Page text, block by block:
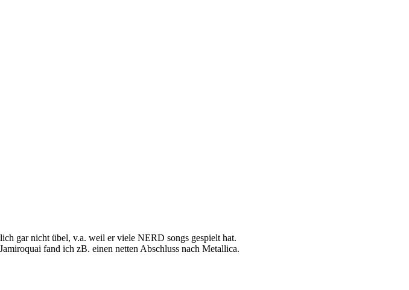
gar nicht übel, v.a. weil er viele NERD songs gespielt hat.
fand ich zB. einen netten Abschluss nach Metallica.